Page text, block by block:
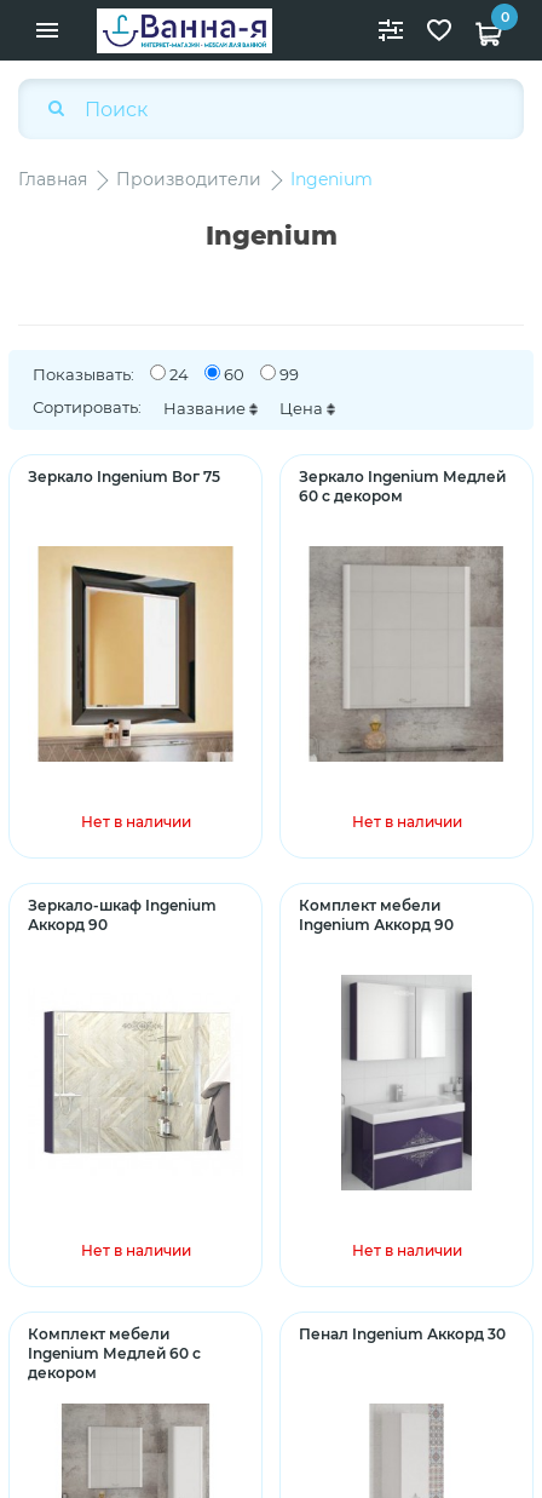
0
Главная Производители Ingenium
Ingenium
Показывать: 24 60
99
Сортировать:
Название Цена
Зеркало Ingenium Вог 75
Нет в наличии
Зеркало Ingenium Медлей
60 с декором
Нет в наличии
Зеркало-шкаф Ingenium
Аккорд 90
Нет в наличии
Комплект мебели
Ingenium Аккорд 90
Нет в наличии
Комплект мебели
Ingenium Медлей 60 с
декором
Пенал Ingenium Аккорд 30